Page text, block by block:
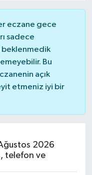
eczane gece
sadece
beklenmedik
Bu
açık
etmeniz iyi bir
2026
telefon ve